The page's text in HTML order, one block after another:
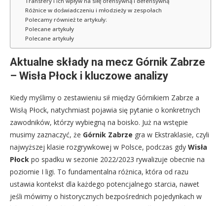
Różnice w doświadczeniu i młodzieży w zespołach
Polecamy również te artykuły:
Polecane artykuły
Polecane artykuły
Aktualne składy na mecz Górnik Zabrze
– Wisła Płock i kluczowe analizy
Kiedy myślimy o zestawieniu sił między Górnikiem Zabrze a
Wisłą Płock, natychmiast pojawia się pytanie o konkretnych
zawodników, którzy wybiegną na boisko. Już na wstępie
musimy zaznaczyć, że Górnik Zabrze gra w Ekstraklasie, czyli
najwyższej klasie rozgrywkowej w Polsce, podczas gdy Wisła
Płock po spadku w sezonie 2022/2023 rywalizuje obecnie na
poziomie I ligi. To fundamentalna różnica, która od razu
ustawia kontekst dla każdego potencjalnego starcia, nawet
jeśli mówimy o historycznych bezpośrednich pojedynkach w